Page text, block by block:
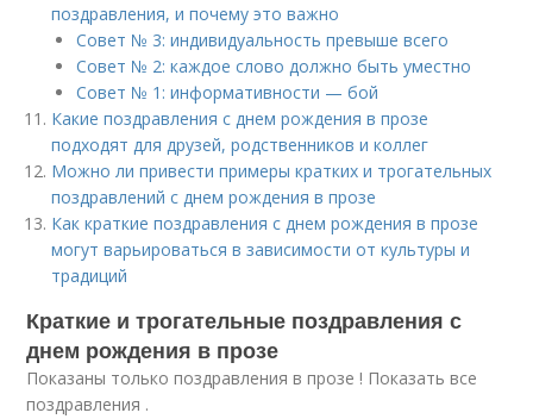
поздравления, и почему это важно
Совет № 3: индивидуальность превыше всего
Совет № 2: каждое слово должно быть уместно
Совет № 1: информативности — бой
Какие поздравления с днем рождения в прозе
подходят для друзей, родственников и коллег
Можно ли привести примеры кратких и трогательных
поздравлений с днем рождения в прозе
Как краткие поздравления с днем рождения в прозе
могут варьироваться в зависимости от культуры и
традиций
Краткие и трогательные поздравления с
днем рождения в прозе
Показаны только поздравления в прозе ! Показать все
поздравления .